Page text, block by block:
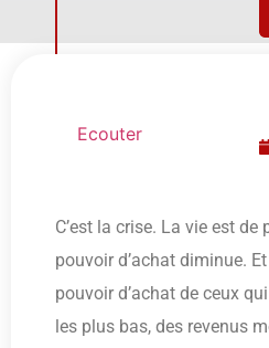
Ecouter
C’est la crise. La vie est de
pouvoir d’achat diminue. Et
pouvoir d’achat de ceux
les plus bas, des revenus